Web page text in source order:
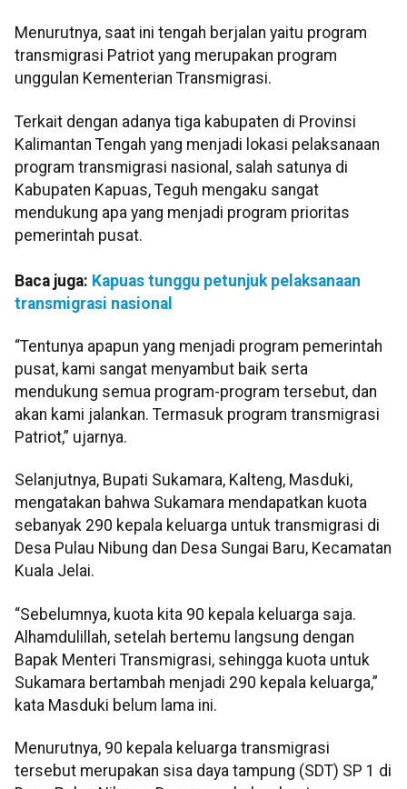
Menurutnya, saat ini tengah berjalan yaitu program
transmigrasi Patriot yang merupakan program
unggulan Kementerian Transmigrasi.
Terkait dengan adanya tiga kabupaten di Provinsi
Kalimantan Tengah yang menjadi lokasi pelaksanaan
program transmigrasi nasional, salah satunya di
Kabupaten Kapuas, Teguh mengaku sangat
mendukung apa yang menjadi program prioritas
pemerintah pusat.
Baca juga: Kapuas tunggu petunjuk pelaksanaan
transmigrasi nasional
“Tentunya apapun yang menjadi program pemerintah
pusat, kami sangat menyambut baik serta
mendukung semua program-program tersebut, dan
akan kami jalankan. Termasuk program transmigrasi
Patriot,” ujarnya.
Selanjutnya, Bupati Sukamara, Kalteng, Masduki,
mengatakan bahwa Sukamara mendapatkan kuota
sebanyak 290 kepala keluarga untuk transmigrasi di
Desa Pulau Nibung dan Desa Sungai Baru, Kecamatan
Kuala Jelai.
“Sebelumnya, kuota kita 90 kepala keluarga saja.
Alhamdulillah, setelah bertemu langsung dengan
Bapak Menteri Transmigrasi, sehingga kuota untuk
Sukamara bertambah menjadi 290 kepala keluarga,”
kata Masduki belum lama ini.
Menurutnya, 90 kepala keluarga transmigrasi
tersebut merupakan sisa daya tampung (SDT) SP 1 di